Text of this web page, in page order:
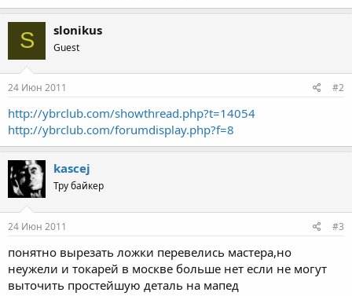
S slonikus
Guest
24 Июн 2011 #2
http://ybrclub.com/showthread.php?t=14054
http://ybrclub.com/forumdisplay.php?f=8
kascej
Тру байкер
24 Июн 2011 #3
понятно вырезать ложки перевелись мастера,но
неужели и токарей в москве больше нет если не могут
выточить простейшую деталь на мапед